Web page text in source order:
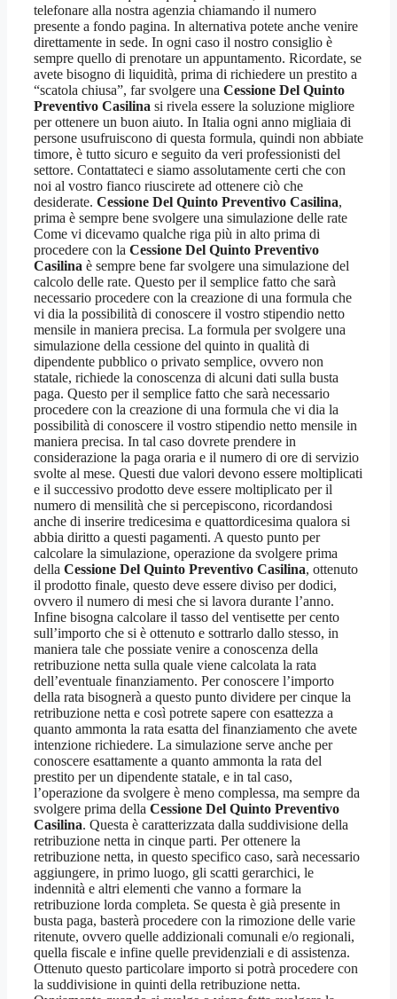
telefonare alla nostra agenzia chiamando il numero
presente a fondo pagina. In alternativa potete anche venire
direttamente in sede. In ogni caso il nostro consiglio è
sempre quello di prenotare un appuntamento. Ricordate, se
avete bisogno di liquidità, prima di richiedere un prestito a
“scatola chiusa”, far svolgere una Cessione Del Quinto
Preventivo Casilina si rivela essere la soluzione migliore
per ottenere un buon aiuto. In Italia ogni anno migliaia di
persone usufruiscono di questa formula, quindi non abbiate
timore, è tutto sicuro e seguito da veri professionisti del
settore. Contattateci e siamo assolutamente certi che con
noi al vostro fianco riuscirete ad ottenere ciò che
desiderate. Cessione Del Quinto Preventivo Casilina,
prima è sempre bene svolgere una simulazione delle rate
Come vi dicevamo qualche riga più in alto prima di
procedere con la Cessione Del Quinto Preventivo
Casilina è sempre bene far svolgere una simulazione del
calcolo delle rate. Questo per il semplice fatto che sarà
necessario procedere con la creazione di una formula che
vi dia la possibilità di conoscere il vostro stipendio netto
mensile in maniera precisa. La formula per svolgere una
simulazione della cessione del quinto in qualità di
dipendente pubblico o privato semplice, ovvero non
statale, richiede la conoscenza di alcuni dati sulla busta
paga. Questo per il semplice fatto che sarà necessario
procedere con la creazione di una formula che vi dia la
possibilità di conoscere il vostro stipendio netto mensile in
maniera precisa. In tal caso dovrete prendere in
considerazione la paga oraria e il numero di ore di servizio
svolte al mese. Questi due valori devono essere moltiplicati
e il successivo prodotto deve essere moltiplicato per il
numero di mensilità che si percepiscono, ricordandosi
anche di inserire tredicesima e quattordicesima qualora si
abbia diritto a questi pagamenti. A questo punto per
calcolare la simulazione, operazione da svolgere prima
della Cessione Del Quinto Preventivo Casilina, ottenuto
il prodotto finale, questo deve essere diviso per dodici,
ovvero il numero di mesi che si lavora durante l’anno.
Infine bisogna calcolare il tasso del ventisette per cento
sull’importo che si è ottenuto e sottrarlo dallo stesso, in
maniera tale che possiate venire a conoscenza della
retribuzione netta sulla quale viene calcolata la rata
dell’eventuale finanziamento. Per conoscere l’importo
della rata bisognerà a questo punto dividere per cinque la
retribuzione netta e così potrete sapere con esattezza a
quanto ammonta la rata esatta del finanziamento che avete
intenzione richiedere. La simulazione serve anche per
conoscere esattamente a quanto ammonta la rata del
prestito per un dipendente statale, e in tal caso,
l’operazione da svolgere è meno complessa, ma sempre da
svolgere prima della Cessione Del Quinto Preventivo
Casilina. Questa è caratterizzata dalla suddivisione della
retribuzione netta in cinque parti. Per ottenere la
retribuzione netta, in questo specifico caso, sarà necessario
aggiungere, in primo luogo, gli scatti gerarchici, le
indennità e altri elementi che vanno a formare la
retribuzione lorda completa. Se questa è già presente in
busta paga, basterà procedere con la rimozione delle varie
ritenute, ovvero quelle addizionali comunali e/o regionali,
quella fiscale e infine quelle previdenziali e di assistenza.
Ottenuto questo particolare importo si potrà procedere con
la suddivisione in quinti della retribuzione netta.